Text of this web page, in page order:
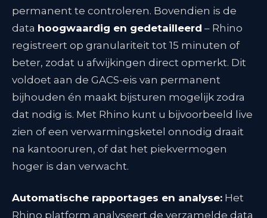
permanent te controleren. Bovendien is de
data hoogwaardig en gedetailleerd – Rhino
registreert op granulariteit tot 15 minuten of
beter, zodat u afwijkingen direct opmerkt. Dit
voldoet aan de GACS-eis van permanent
bijhouden én maakt bijsturen mogelijk zodra
dat nodig is. Met Rhino kunt u bijvoorbeeld live
zien of een verwarmingsketel onnodig draait
na kantooruren, of dat het piekvermogen
hoger is dan verwacht.
Automatische rapportages en analyse: Het
Rhino platform analyseert de verzamelde data